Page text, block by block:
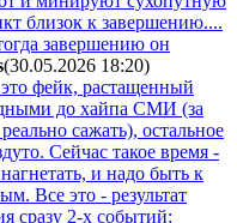
близок к завершению....
завершению он
(30.05.2026 18:20)
фейк, растащенный
до хайпа СМИ (за
сажать), остальное
Сейчас такое время -
и надо быть к
Все это - результат
сразу 2-х событий: